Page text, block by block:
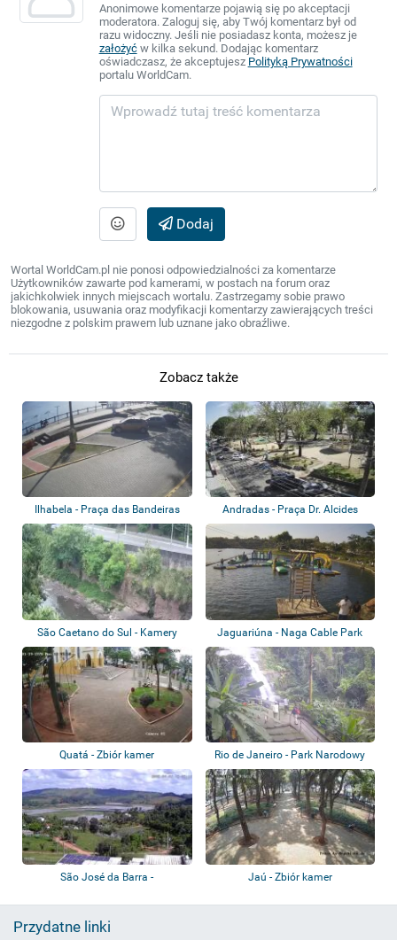
Anonimowe komentarze pojawią się po akceptacji
moderatora. Zaloguj się, aby Twój komentarz był od
razu widoczny. Jeśli nie posiadasz konta, możesz je
założyćw kilka sekund. Dodając komentarz
oświadczasz, że akceptujesz Polityką Prywatności
portalu WorldCam.
Dodaj
Wortal WorldCam.pl nie ponosi odpowiedzialności za komentarze
Użytkowników zawarte pod kamerami, w postach na forum oraz
jakichkolwiek innych miejscach wortalu. Zastrzegamy sobie prawo
blokowania, usuwania oraz modyfikacji komentarzy zawierających treści
niezgodne z polskim prawem lub uznane jako obraźliwe.
Zobacz także
Ilhabela - Praça das Bandeiras
Andradas - Praça Dr. Alcides
Mosconi
São Caetano do Sul - Kamery
przeciwpowod...
Jaguariúna - Naga Cable Park
Quatá - Zbiór kamer
Rio de Janeiro - Park Narodowy
Tijuca -...
São José da Barra -
Jaú - Zbiór kamer
Przydatne linki